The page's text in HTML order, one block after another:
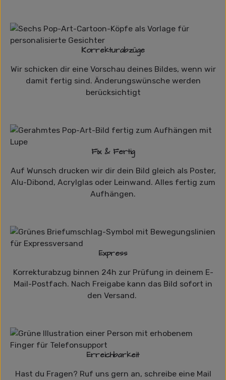
Korrekturabzüge
Wir schicken dir eine Vorschau deines Bildes, wenn wir
damit fertig sind. Änderungswünsche werden
berücksichtigt
Fix & Fertig
Auf Wunsch drucken wir dir dein Bild gleich als Poster,
Alu-Dibond, Acrylglas oder Leinwand. Alles fertig zum
Aufhängen.
Express
Korrekturabzug binnen 24h zur Prüfung in deinem E-
Mail-Postfach. Nach Freigabe kann das Bild sofort in
den Versand.
Erreichbarkeit
Hast du Fragen? Ruf uns gern an, schreibe eine Mail